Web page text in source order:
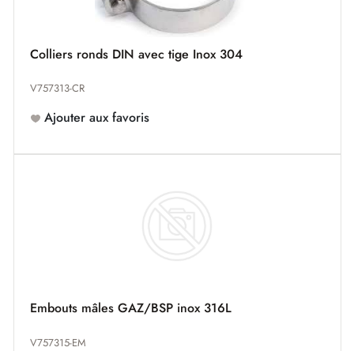
Colliers ronds DIN avec tige Inox 304
V757313-CR
Ajouter aux favoris
Embouts mâles GAZ/BSP inox 316L
V757315-EM